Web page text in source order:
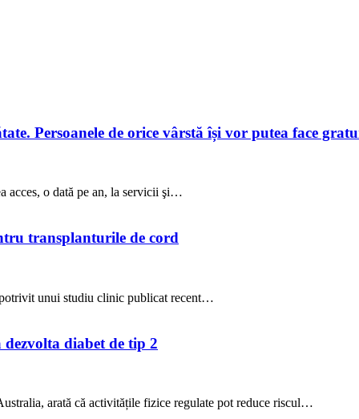
Persoanele de orice vârstă își vor putea face
acces, o dată pe an, la servicii şi…
transplanturile de cord
unui studiu clinic publicat recent…
dezvolta diabet de tip 2
arată că activitățile fizice regulate pot reduce riscul…